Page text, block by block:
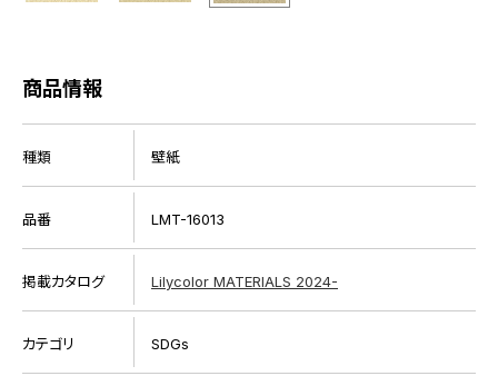
商品情報
種類 壁紙
品番 LMT-16013
掲載カタログ Lilycolor MATERIALS 2024-
カテゴリ SDGs